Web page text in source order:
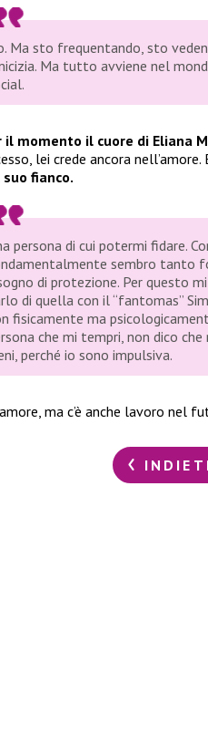
Ma sto frequentando, sto
Ma tutto avviene nel
il momento il cuore di Eliana
lei crede ancora nell’amore.
suo fianco.
persona di cui potermi fidare.
sembro tanto
di protezione. Per questo
di quella con il “fantomas”
fisicamente ma
che mi tempri, non dico
perché io sono impulsiva.
ma c’è anche lavoro nel